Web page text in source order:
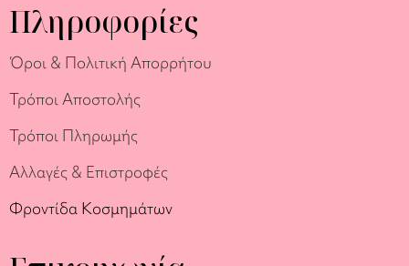
Πληροφορίες
Όροι & Πολιτική Απορρήτου
Τρόποι Αποστολής
Τρόποι Πληρωμής
Αλλαγές & Επιστροφές
Φροντίδα Κοσμημάτων